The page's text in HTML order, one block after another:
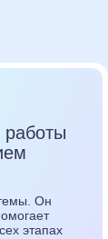
работы
Он
этапах